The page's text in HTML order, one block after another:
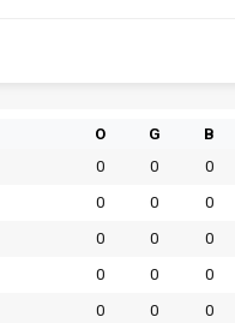
O G B
0 0 0
0 0 0
0 0 0
0 0 0
0 0 0